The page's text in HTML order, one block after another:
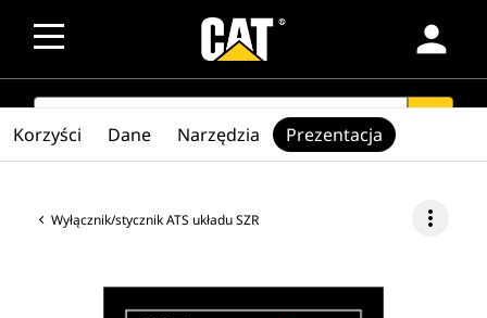
person
SEARCH
Wyłącznik/stycznik ATS układu SZR more_vert
Korzyści Dane Narzędzia Prezentacja